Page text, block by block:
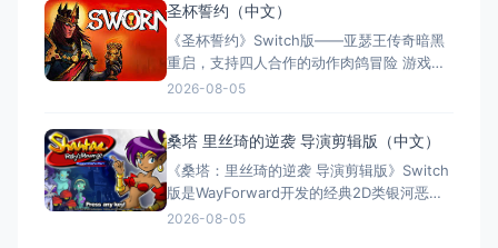
Witch of Luludidea－（任天堂港服/台服
eSho
圣杯誓约（中文）
《圣杯誓约》Switch版——亚瑟王传奇暗黑
重启，支持四人合作的动作肉鸽冒险 游戏类
型：动作冒险类（合作动作Roguelike × 地
SWORN（任天堂港服/台服eShop官方定
名） 美国名称：SWORN（北美/欧
2026-08-05
桑塔 里丝琦的逆袭 导演剪辑版（中文）
《桑塔：里丝琦的逆袭 导演剪辑版》Switch
版是WayForward开发的经典2D类银河恶魔
城动作游戏。玩家化身半精灵少女桑塔，通
2026-08-05